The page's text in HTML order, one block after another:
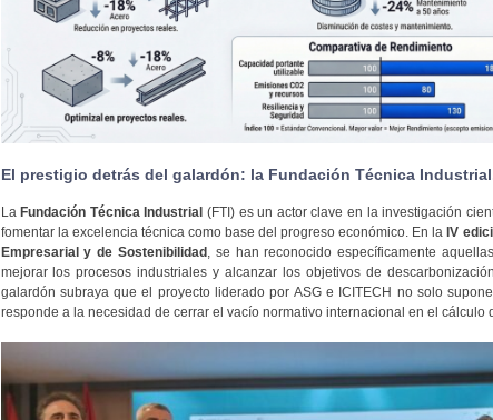
El prestigio detrás del galardón: la Fundación Técnica
La Fundación Técnica Industrial (FTI) es un actor clave en la investigación
fomentar la excelencia técnica como base del progreso económico. En la IV
Empresarial y de Sostenibilidad , se han reconocido específicamente
mejorar los procesos industriales y alcanzar los objetivos de
galardón subraya que el proyecto liderado por ASG e ICITECH no solo
responde a la necesidad de cerrar el vacío normativo internacional en el cálculo